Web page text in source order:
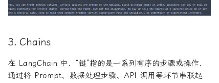
3. Chains
在 LangChain 中，“链”指的是一系列有序的步骤或操作，
通过将 Prompt、数据处理步骤、API 调用等环节串联起